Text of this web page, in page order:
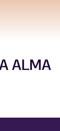
ALMA